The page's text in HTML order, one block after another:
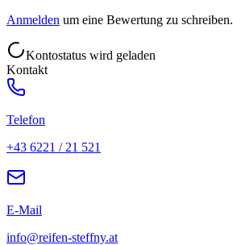
Anmelden um eine Bewertung zu schreiben.
Kontostatus wird geladen
Kontakt
Telefon
+43 6221 / 21 521
E-Mail
info@reifen-steffny.at